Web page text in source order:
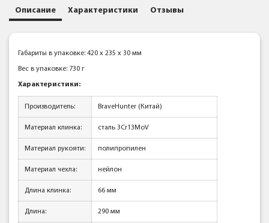
Описание Характеристики Отзывы
Габариты в упаковке: 420 x 235 x 30 мм
Вес в упаковке: 730 г
Характеристики:
Производитель: BraveHunter (Китай)
Материал клинка: сталь 3Cr13MoV
Материал рукояти: полипропилен
Материал чехла: нейлон
Длина клинка: 66 мм
Длина: 290 мм